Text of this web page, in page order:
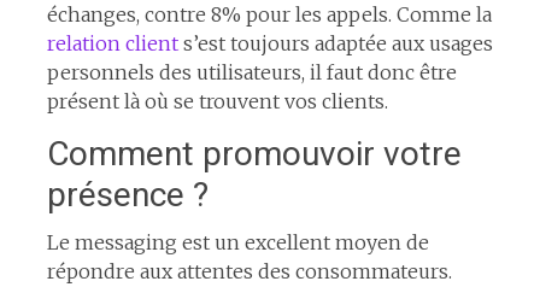
échanges, contre 8% pour les appels. Comme la
relation clients’est toujours adaptée aux usages
personnels des utilisateurs, il faut donc être
présent là où se trouvent vos clients.
Comment promouvoir votre
présence ?
Le messaging est un excellent moyen de
répondre aux attentes des consommateurs.